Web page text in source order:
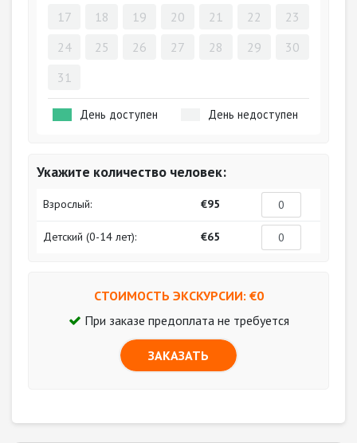
17
18 19 20 21 22
23
24
25 26 27 28 29
30
31
День доступен День недоступен
Укажите количество человек:
Взрослый: €95
Детский (0-14 лет): €65
СТОИМОСТЬ ЭКСКУРСИИ: €0
При заказе предоплата не требуется
ЗАКАЗАТЬ